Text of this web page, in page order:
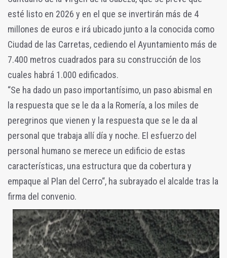
esté listo en 2026 y en el que se invertirán más de 4
millones de euros e irá ubicado junto a la conocida como
Ciudad de las Carretas, cediendo el Ayuntamiento más de
7.400 metros cuadrados para su construcción de los
cuales habrá 1.000 edificados.
“Se ha dado un paso importantísimo, un paso abismal en
la respuesta que se le da a la Romería, a los miles de
peregrinos que vienen y la respuesta que se le da al
personal que trabaja allí día y noche. El esfuerzo del
personal humano se merece un edificio de estas
características, una estructura que da cobertura y
empaque al Plan del Cerro“, ha subrayado el alcalde tras la
firma del convenio.